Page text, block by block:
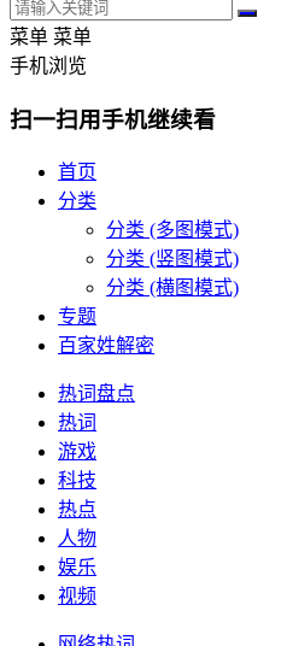
菜单 菜单
手机浏览
扫一扫用手机继续看
首页
分类
分类 (多图模式)
分类 (竖图模式)
分类 (横图模式)
专题
百家姓解密
热词盘点
热词
游戏
科技
热点
人物
娱乐
视频